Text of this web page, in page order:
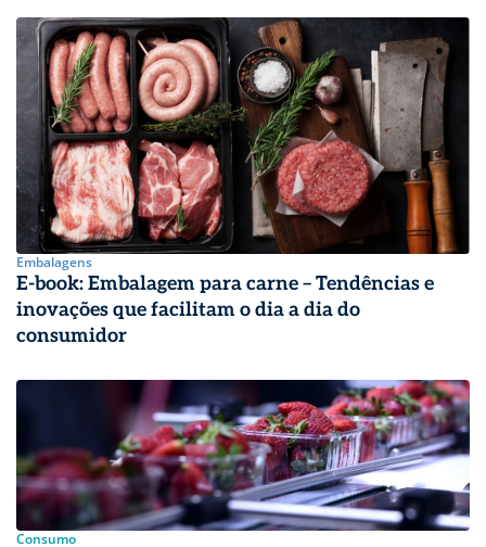
Embalagens
E-book: Embalagem para carne – Tendências e
inovações que facilitam o dia a dia do
consumidor
Consumo